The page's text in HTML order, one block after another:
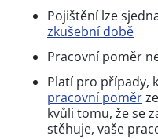
Pojištění lze
zkušební době
Pracovní poměr
Platí pro případy,
pracovní poměr
kvůli tomu, že se
stěhuje, vaše